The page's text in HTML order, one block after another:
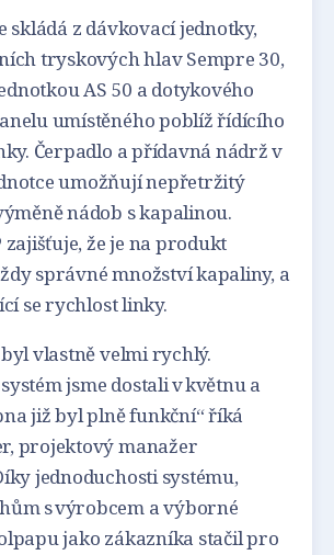
skládá z dávkovací jednotky,
tryskových hlav Sempre 30,
AS 50 a dotykového
umístěného poblíž řídícího
Čerpadlo a přídavná nádrž v
umožňují nepřetržitý
nádob s kapalinou.
zajišťuje, že je na produkt
správné množství kapaliny, a
se rychlost linky.
vlastně velmi rychlý.
jsme dostali v květnu a
již byl plně funkční“ říká
projektový manažer
jednoduchosti systému,
s výrobcem a výborné
jako zákazníka stačil pro